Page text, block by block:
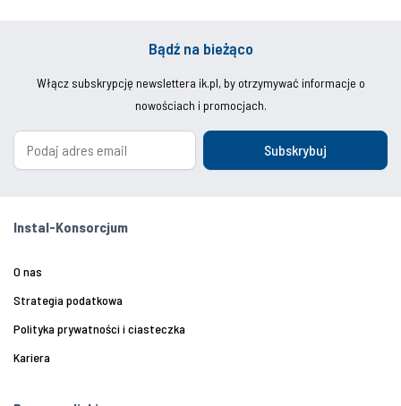
Bądź na bieżąco
Włącz subskrypcję newslettera ik.pl, by otrzymywać informacje o
nowościach i promocjach.
Subskrybuj
Instal-Konsorcjum
O nas
Strategia podatkowa
Polityka prywatności i ciasteczka
Kariera